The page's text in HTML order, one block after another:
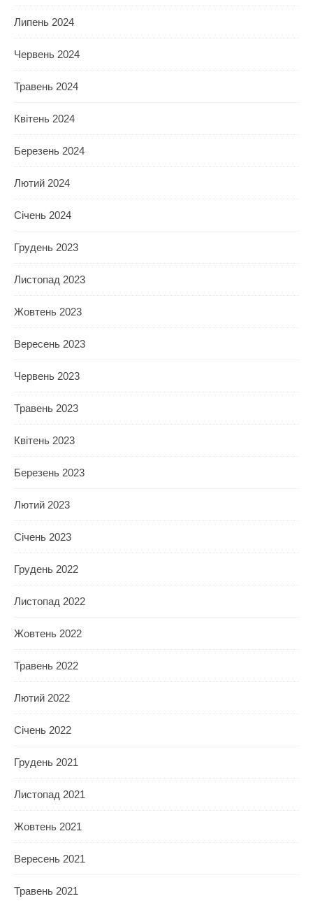
Липень 2024
Червень 2024
Травень 2024
Квітень 2024
Березень 2024
Лютий 2024
Січень 2024
Грудень 2023
Листопад 2023
Жовтень 2023
Вересень 2023
Червень 2023
Травень 2023
Квітень 2023
Березень 2023
Лютий 2023
Січень 2023
Грудень 2022
Листопад 2022
Жовтень 2022
Травень 2022
Лютий 2022
Січень 2022
Грудень 2021
Листопад 2021
Жовтень 2021
Вересень 2021
Травень 2021